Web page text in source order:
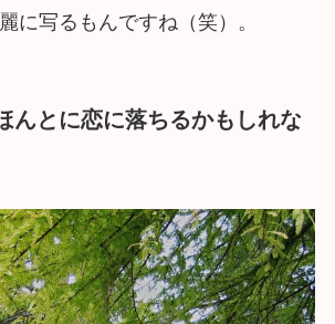
に写るもんですね（笑）。
んとに恋に落ちるかもしれな